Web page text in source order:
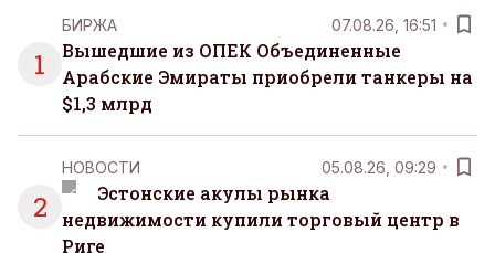
1
БИРЖА 07.08.26, 16:51
Вышедшие из ОПЕК Объединенные
Арабские Эмираты приобрели танкеры на
$1,3 млрд
2
НОВОСТИ 05.08.26, 09:29
Эстонские акулы рынка
недвижимости купили торговый центр в
Риге